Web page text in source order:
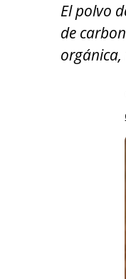
El polvo
de
orgánica,